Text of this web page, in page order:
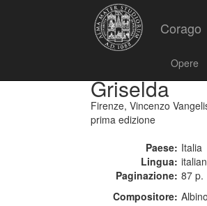
Corago
Opere
Griselda
Firenze, Vincenzo
prima edizione
Paese: Italia
Lingua:
Paginazione: 87 p.
Compositore: